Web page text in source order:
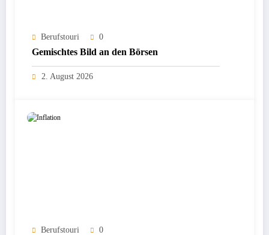
Berufstouri 0
Gemischtes Bild an den Börsen
2. August 2026
Berufstouri 0